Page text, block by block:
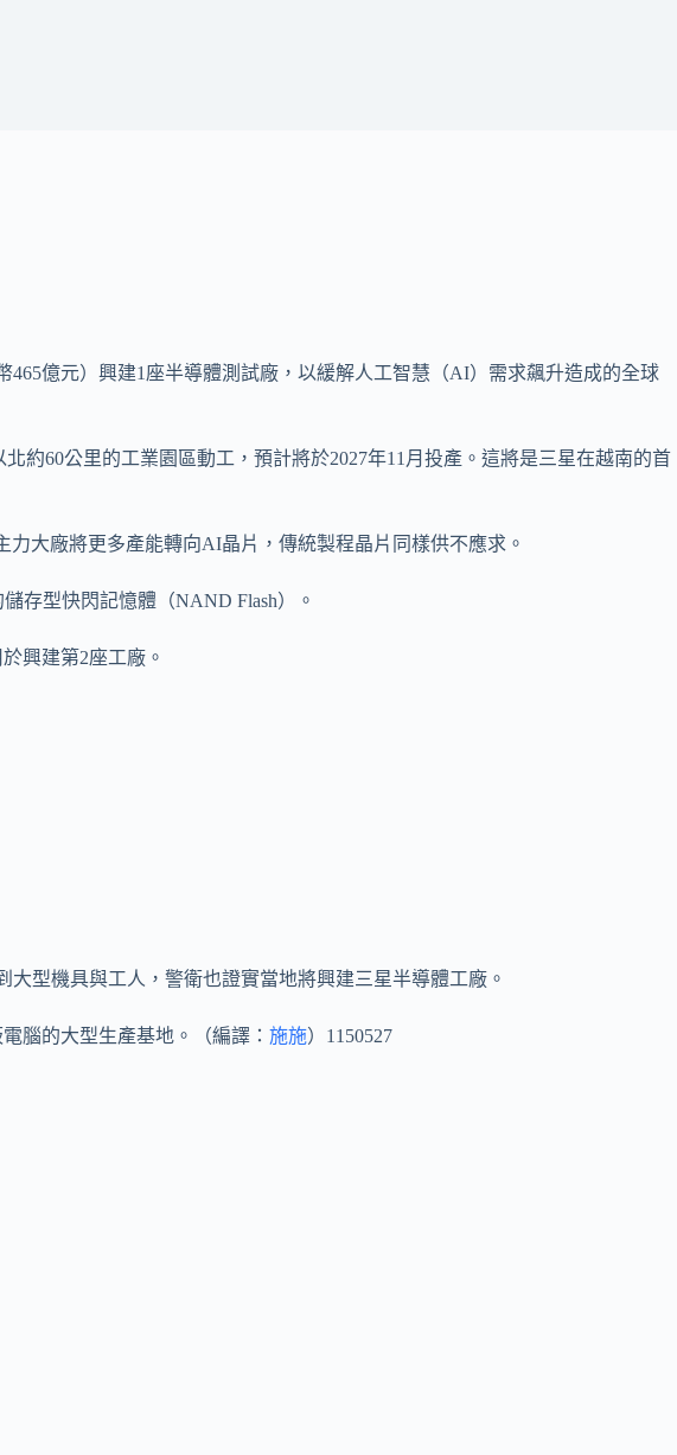
億元）興建1座半導體測試廠，以緩解人工智慧（AI）需求飆升造成的全球
約60公里的工業園區動工，預計將於2027年11月投產。這將是三星在越南的首
大廠將更多產能轉向AI晶片，傳統製程晶片同樣供不應求。
存型快閃記憶體（NAND Flash）。
興建第2座工廠。
型機具與工人，警衛也證實當地將興建三星半導體工廠。
腦的大型生產基地。（編譯： 施施）1150527